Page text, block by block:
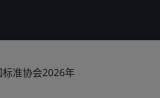
准协会2026年